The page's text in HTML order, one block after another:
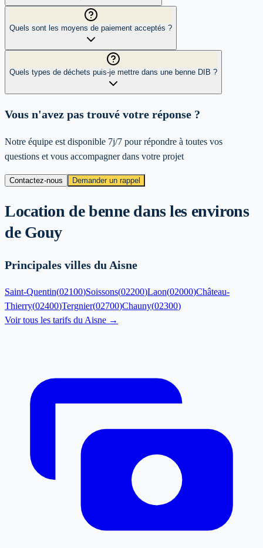
Quels sont les moyens de paiement acceptés ?
Quels types de déchets puis-je mettre dans une benne DIB ?
Vous n'avez pas trouvé votre réponse ?
Notre équipe est disponible 7j/7 pour répondre à toutes vos
questions et vous accompagner dans votre projet
Contactez-nous Demander un rappel
Location de benne dans les environs
de Gouy
Principales villes du Aisne
Saint-Quentin(02100)Soissons(02200)Laon(02000)Château-
Thierry(02400)Tergnier(02700)Chauny(02300)
Voir tous les tarifs duAisne →